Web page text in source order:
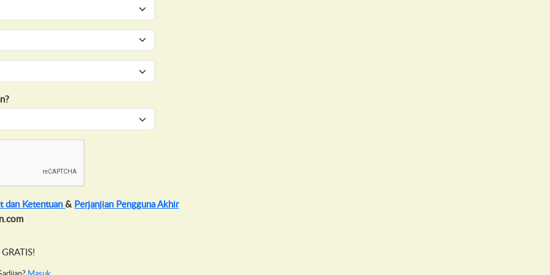
dan Ketentuan& Perjanjian Pengguna Akhir